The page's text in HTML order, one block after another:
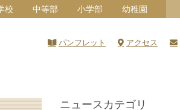
校 中等部 小学部 幼稚園
パンフレット アクセス
ニュースカテゴリ